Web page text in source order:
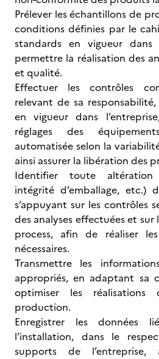
Prélever les échantillons de
conditions définies par le
standards en vigueur dans
permettre la réalisation des
et qualité.
Effectuer les contrôles
relevant de sa
en vigueur dans
réglages des
automatisée selon la
ainsi assurer la libération des
Identifier toute altération
intégrité d’emballage, etc.)
s’appuyant sur les contrôles
des analyses effectuées et
process, afin de réaliser
nécessaires.
Transmettre les
appropriés, en adaptant sa
optimiser les
production.
Enregistrer les données
l’installation, dans le
supports de